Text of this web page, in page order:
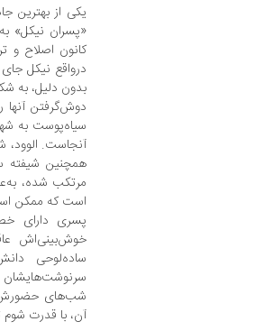
یکی از بهترین
«پسران نیکل»
درواقع نیکل
بدون دلیل، به
دوش‌گرفتن آنها
سیاه‌پوست به
آنجاست.
همچنین شیفته‌
مرتکب شده،
است که ممکن
پسری دارای
خوش‌بینی‌اش
ساده‌لوحی
سرنوشت‌هایشان
شب‌های حضورش
آن، با قدرت شوم